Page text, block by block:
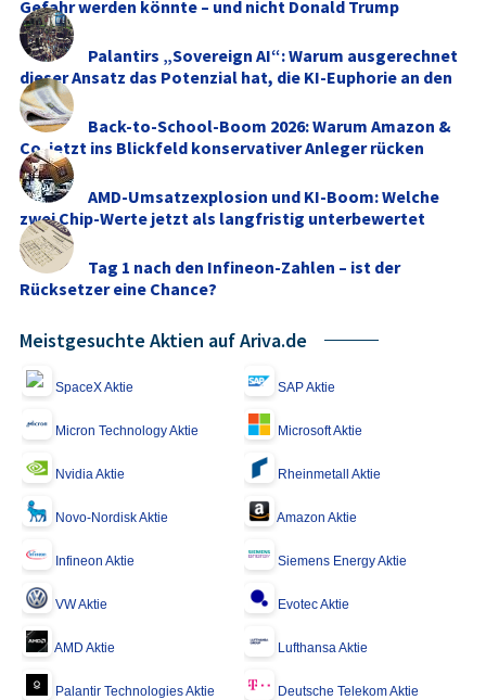
Gefahr werden könnte – und nicht Donald Trump
Palantirs „Sovereign AI“: Warum ausgerechnet
dieser Ansatz das Potenzial hat, die KI-Euphorie an den
...
Back-to-School-Boom 2026: Warum Amazon &
Co. jetzt ins Blickfeld konservativer Anleger rücken
AMD-Umsatzexplosion und KI-Boom: Welche
zwei Chip-Werte jetzt als langfristig unterbewertet
gelten
Tag 1 nach den Infineon-Zahlen – ist der
Rücksetzer eine Chance?
Meistgesuchte Aktien auf Ariva.de
SpaceX Aktie SAP Aktie
Micron Technology Aktie Microsoft Aktie
Nvidia Aktie Rheinmetall Aktie
Novo-Nordisk Aktie Amazon Aktie
Infineon Aktie Siemens Energy Aktie
VW Aktie Evotec Aktie
AMD Aktie Lufthansa Aktie
Palantir Technologies Aktie Deutsche Telekom Aktie